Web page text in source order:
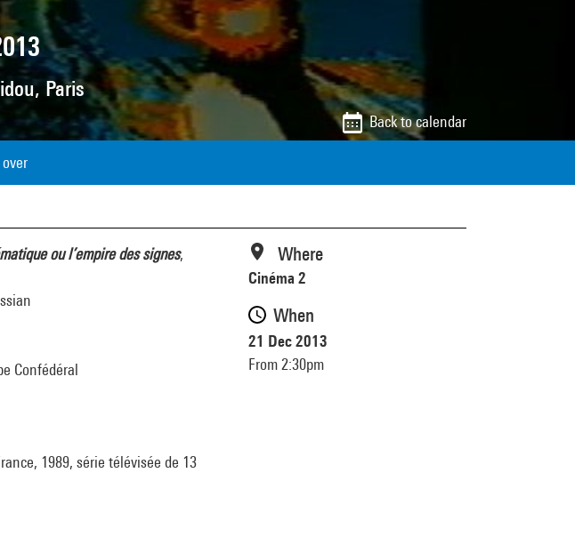
Paris
Back to calendar
ou l’empire des signes,
Confédéral
1989, série télévisée de 13
Where
Cinéma 2
When
21 Dec 2013
From 2:30pm